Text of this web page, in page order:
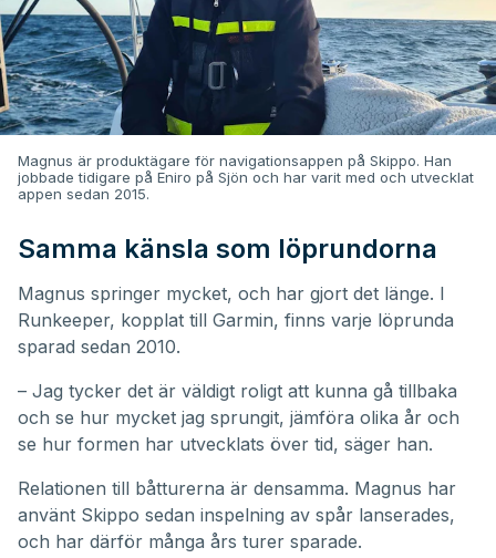
Magnus är produktägare för navigationsappen på Skippo. Han
jobbade tidigare på Eniro på Sjön och har varit med och utvecklat
appen sedan 2015.
Samma känsla som löprundorna
Magnus springer mycket, och har gjort det länge. I
Runkeeper, kopplat till Garmin, finns varje löprunda
sparad sedan 2010.
– Jag tycker det är väldigt roligt att kunna gå tillbaka
och se hur mycket jag sprungit, jämföra olika år och
se hur formen har utvecklats över tid, säger han.
Relationen till båtturerna är densamma. Magnus har
använt Skippo sedan inspelning av spår lanserades,
och har därför många års turer sparade.